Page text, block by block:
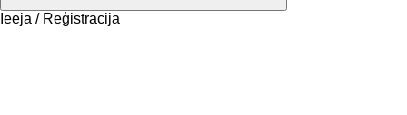
Ieeja / Reģistrācija